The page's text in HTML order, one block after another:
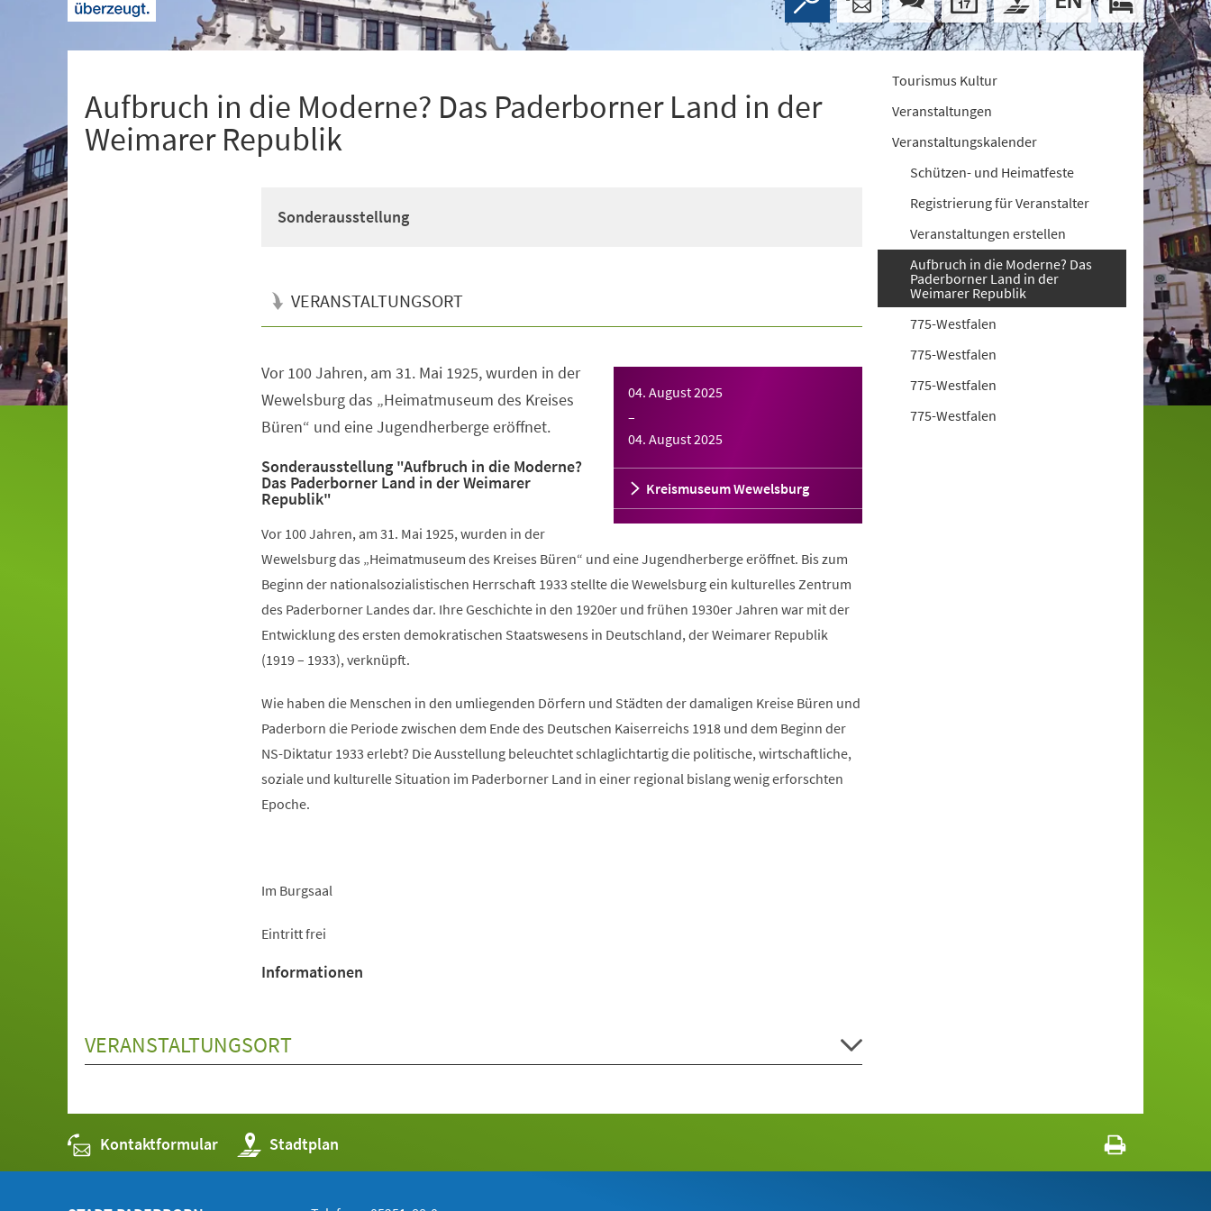
Aufbruch in die Moderne? Das Paderborner Land in der
Weimarer Republik
Sonderausstellung
VERANSTALTUNGSORT
04. August 2025
–
04. August 2025
Kreismuseum Wewelsburg
Vor 100 Jahren, am 31. Mai 1925, wurden in der
Wewelsburg das „Heimatmuseum des Kreises
Büren“ und eine Jugendherberge eröffnet.
Sonderausstellung "Aufbruch in die Moderne?
Das Paderborner Land in der Weimarer
Republik"
Vor 100 Jahren, am 31. Mai 1925, wurden in der
Wewelsburg das „Heimatmuseum des Kreises Büren“ und eine Jugendherberge eröffnet. Bis zum
Beginn der nationalsozialistischen Herrschaft 1933 stellte die Wewelsburg ein kulturelles Zentrum
des Paderborner Landes dar. Ihre Geschichte in den 1920er und frühen 1930er Jahren war mit der
Entwicklung des ersten demokratischen Staatswesens in Deutschland, der Weimarer Republik
(1919 – 1933), verknüpft.
Wie haben die Menschen in den umliegenden Dörfern und Städten der damaligen Kreise Büren und
Paderborn die Periode zwischen dem Ende des Deutschen Kaiserreichs 1918 und dem Beginn der
NS-Diktatur 1933 erlebt? Die Ausstellung beleuchtet schlaglichtartig die politische, wirtschaftliche,
soziale und kulturelle Situation im Paderborner Land in einer regional bislang wenig erforschten
Epoche.
Im Burgsaal
Eintritt frei
Informationen
VERANSTALTUNGSORT
Tourismus Kultur
Veranstaltungen
Veranstaltungskalender
Schützen- und Heimatfeste
Registrierung für Veranstalter
Veranstaltungen erstellen
Aufbruch in die Moderne? Das
Paderborner Land in der
Weimarer Republik
775-Westfalen
775-Westfalen
775-Westfalen
775-Westfalen
Kontaktformular Stadtplan
(Öffnet
in
einem